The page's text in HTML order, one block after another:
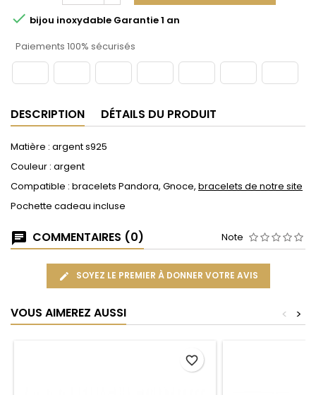
 bijou inoxydable Garantie 1 an
Paiements 100% sécurisés
DESCRIPTION DÉTAILS DU PRODUIT
Matière : argent s925
Couleur : argent
Compatible : bracelets Pandora, Gnoce, bracelets de notre site
Pochette cadeau incluse
COMMENTAIRES (0) Note
SOYEZ LE PREMIER À DONNER VOTRE AVIS
VOUS AIMEREZ AUSSI >
<
favorite_border